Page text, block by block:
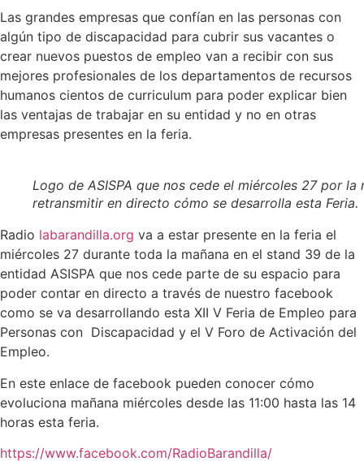
Las grandes empresas que confían en las personas con
algún tipo de discapacidad para cubrir sus vacantes o
crear nuevos puestos de empleo van a recibir con sus
mejores profesionales de los departamentos de recursos
humanos cientos de curriculum para poder explicar bien
las ventajas de trabajar en su entidad y no en otras
empresas presentes en la feria.
Logo de ASISPA que nos cede el miércoles 27 por
retransmitir en directo cómo se desarrolla esta Feria.
Radio labarandilla.org va a estar presente en la feria el
miércoles 27 durante toda la mañana en el stand 39 de la
entidad ASISPA que nos cede parte de su espacio para
poder contar en directo a través de nuestro facebook
como se va desarrollando esta XII V Feria de Empleo para
Personas con Discapacidad y el V Foro de Activación del
Empleo.
En este enlace de facebook pueden conocer cómo
evoluciona mañana miércoles desde las 11:00 hasta las 14
horas esta feria.
https://www.facebook.com/RadioBarandilla/